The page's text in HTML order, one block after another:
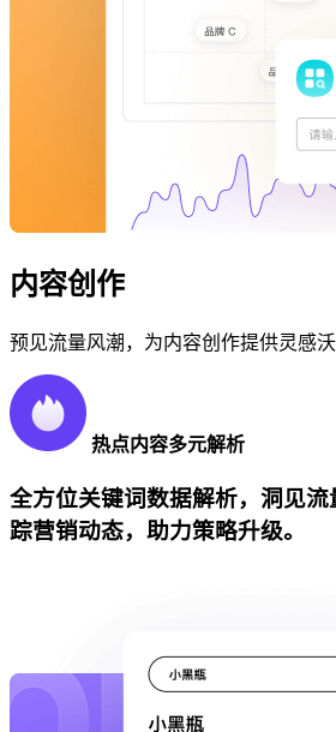
内容创作
预见流量风潮，为内容创作提供灵感
热点内容多元解析
全方位关键词数据解析，洞见
踪营销动态，助力策略升级。